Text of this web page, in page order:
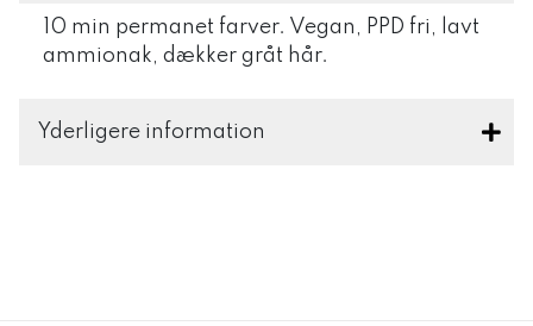
10 min permanet farver. Vegan, PPD fri, lavt
ammionak, dækker gråt hår.
Yderligere information